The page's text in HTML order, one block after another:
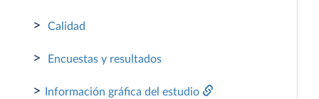
> Calidad
> Encuestas y resultados
> Información gráfica del estudio